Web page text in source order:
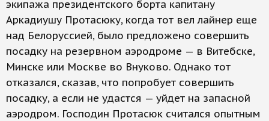
экипажа президентского борта капитану
Аркадиушу Протасюку, когда тот вел лайнер еще
над Белоруссией, было предложено совершить
посадку на резервном аэродроме — в Витебске,
Минске или Москве во Внуково. Однако тот
отказался, сказав, что попробует совершить
посадку, а если не удастся — уйдет на запасной
аэродром. Господин Протасюк считался опытным